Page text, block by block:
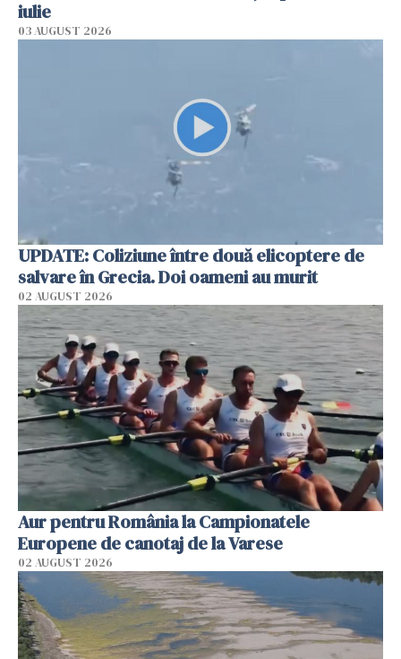
iulie
03 AUGUST 2026
UPDATE: Coliziune între două elicoptere de
salvare în Grecia. Doi oameni au murit
02 AUGUST 2026
Aur pentru România la Campionatele
Europene de canotaj de la Varese
02 AUGUST 2026